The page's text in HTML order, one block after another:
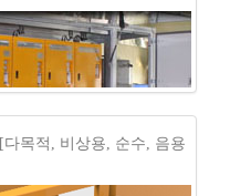
t
n
[다목적, 비상용, 순수, 음용